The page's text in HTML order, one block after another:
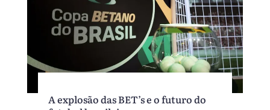
A explosão das BET’s e o futuro do